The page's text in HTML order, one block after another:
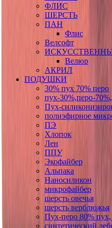
ФЛИС
ШЕРСТЬ
ПАН
Флис
Велсофт
Велюр
АКРИЛ
ПОДУШКИ
30% пух 70% перо
пух-30%,перо-
Пух-
полиэфирное
ПЭ
Хлопок
Лен
ППУ
Экофайбер
Альпака
Наносиликон
микрофайбер
шерсть овечья
шерсть верблюжья
Пух-перо 80% пух,
синтетический